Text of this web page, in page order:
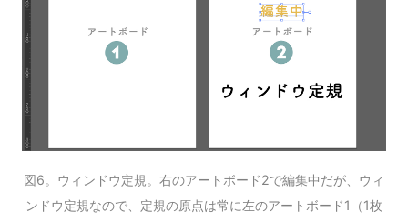
図6。ウィンドウ定規。右のアートボード2で編集中だが、ウィ
ンドウ定規なので、定規の原点は常に左のアートボード1（1枚